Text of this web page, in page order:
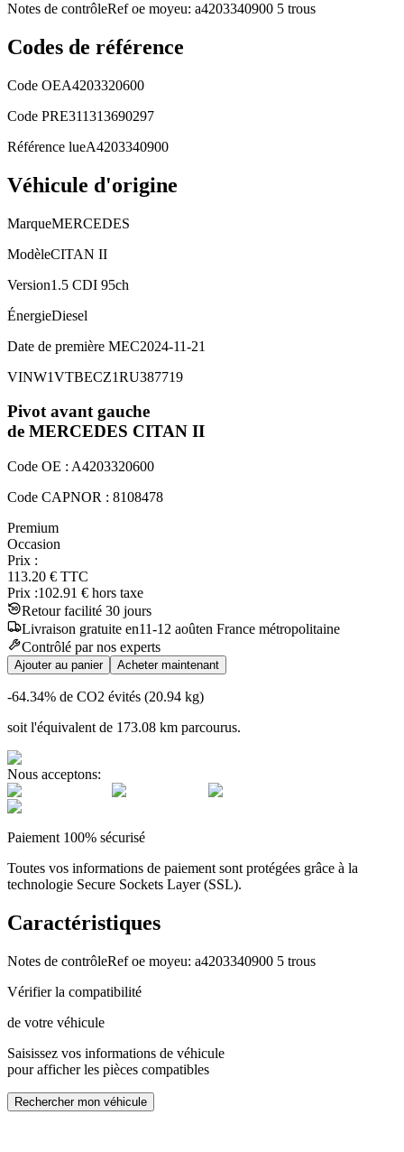
Notes de contrôleRef oe moyeu: a4203340900 5 trous
Codes de référence
Code OEA4203320600
Code PRE311313690297
Référence lueA4203340900
Véhicule d'origine
MarqueMERCEDES
ModèleCITAN II
Version1.5 CDI 95ch
ÉnergieDiesel
Date de première MEC2024-11-21
VINW1VTBECZ1RU387719
Pivot avant gauche
de MERCEDES CITAN II
Code OE : A4203320600
Code CAPNOR : 8108478
Premium
Occasion
Prix :
113.20 € TTC
Prix :102.91 € hors taxe
Retour facilité 30 jours
Livraison gratuite en11-12 aoûten France métropolitaine
Contrôlé par nos experts
Ajouter au panier Acheter maintenant
-64.34% de CO2 évités (20.94 kg)
soit l'équivalent de 173.08 km parcourus.
Nous acceptons:
Paiement 100% sécurisé
Toutes vos informations de paiement sont protégées grâce à la
technologie Secure Sockets Layer (SSL).
Caractéristiques
Notes de contrôleRef oe moyeu: a4203340900 5 trous
Vérifier la compatibilité
de votre véhicule
Saisissez vos informations de véhicule
pour afficher les pièces compatibles
Rechercher mon véhicule